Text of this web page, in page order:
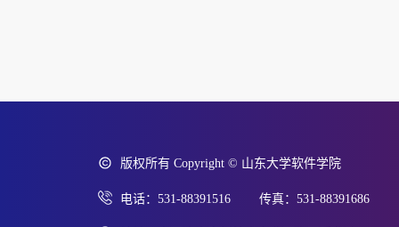
版权所有 Copyright © 山东大学软件学院
电话：531-88391516 传真：531-88391686